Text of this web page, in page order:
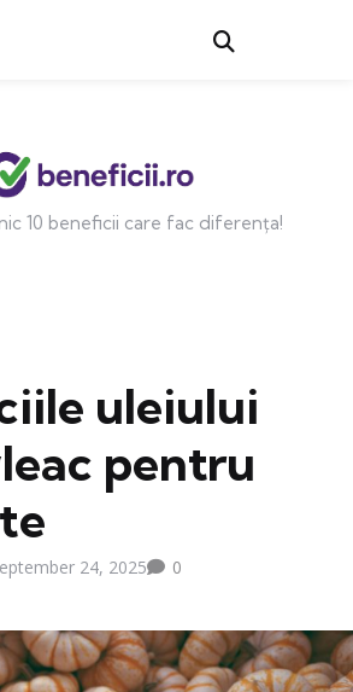
10 beneficii care fac diferența!
uleiului
pentru
24, 2025 0